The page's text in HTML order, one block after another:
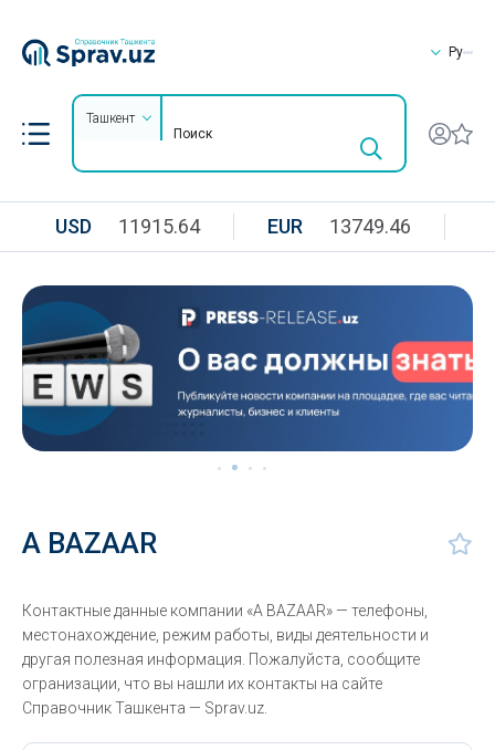
Ру
Ташкент
USD 11915.64 EUR 13749.46
A BAZAAR
Контактные данные компании «A BAZAAR» — телефоны,
местонахождение, режим работы, виды деятельности и
другая полезная информация. Пожалуйста, сообщите
огранизации, что вы нашли их контакты на сайте
Справочник Ташкента — Sprav.uz.